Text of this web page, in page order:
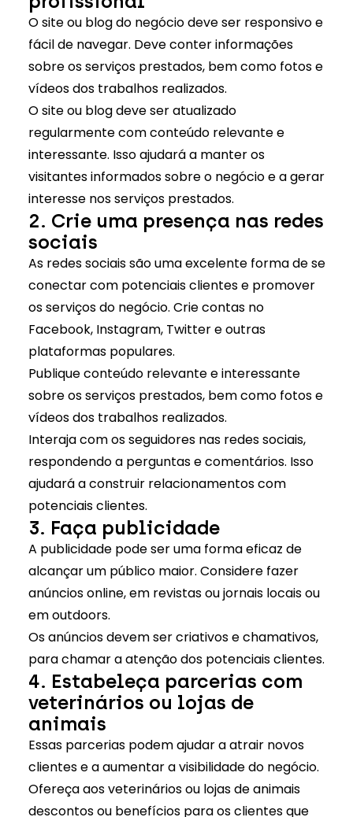
O site ou blog do negócio deve ser responsivo e
fácil de navegar. Deve conter informações
sobre os serviços prestados, bem como fotos e
vídeos dos trabalhos realizados.
O site ou blog deve ser atualizado
regularmente com conteúdo relevante e
interessante. Isso ajudará a manter os
visitantes informados sobre o negócio e a gerar
interesse nos serviços prestados.
2. Crie uma presença nas redes
sociais
As redes sociais são uma excelente forma de se
conectar com potenciais clientes e promover
os serviços do negócio. Crie contas no
Facebook, Instagram, Twitter e outras
plataformas populares.
Publique conteúdo relevante e interessante
sobre os serviços prestados, bem como fotos e
vídeos dos trabalhos realizados.
Interaja com os seguidores nas redes sociais,
respondendo a perguntas e comentários. Isso
ajudará a construir relacionamentos com
potenciais clientes.
3. Faça publicidade
A publicidade pode ser uma forma eficaz de
alcançar um público maior. Considere fazer
anúncios online, em revistas ou jornais locais ou
em outdoors.
Os anúncios devem ser criativos e chamativos,
para chamar a atenção dos potenciais clientes.
4. Estabeleça parcerias com
veterinários ou lojas de
animais
Essas parcerias podem ajudar a atrair novos
clientes e a aumentar a visibilidade do negócio.
Ofereça aos veterinários ou lojas de animais
descontos ou benefícios para os clientes que